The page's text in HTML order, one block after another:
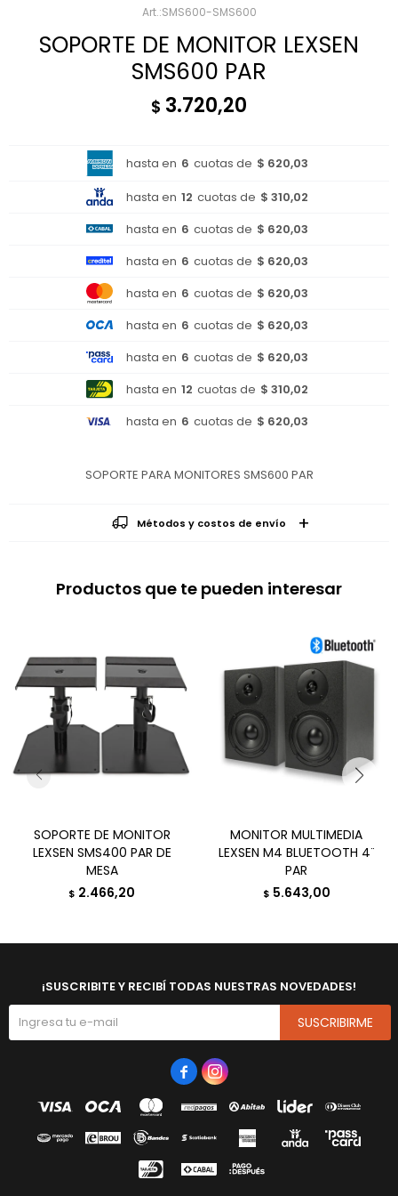
SMS600-SMS600
SOPORTE DE MONITOR LEXSEN
SMS600 PAR
$ 3.720,20
hasta en 6 cuotas de $ 620,03
hasta en 12 cuotas de $ 310,02
hasta en 6 cuotas de $ 620,03
hasta en 6 cuotas de $ 620,03
hasta en 6 cuotas de $ 620,03
hasta en 6 cuotas de $ 620,03
hasta en 6 cuotas de $ 620,03
hasta en 12 cuotas de $ 310,02
hasta en 6 cuotas de $ 620,03
SOPORTE PARA MONITORES SMS600 PAR
Métodos y costos de envío
Productos que te pueden interesar
SOPORTE DE MONITOR
LEXSEN SMS400 PAR DE
MESA
$ 2.466,20
MONITOR MULTIMEDIA
LEXSEN M4 BLUETOOTH 4¨
PAR
$ 5.643,00
¡SUSCRIBITE Y RECIBÍ TODAS NUESTRAS NOVEDADES!
SUSCRIBIRME
 